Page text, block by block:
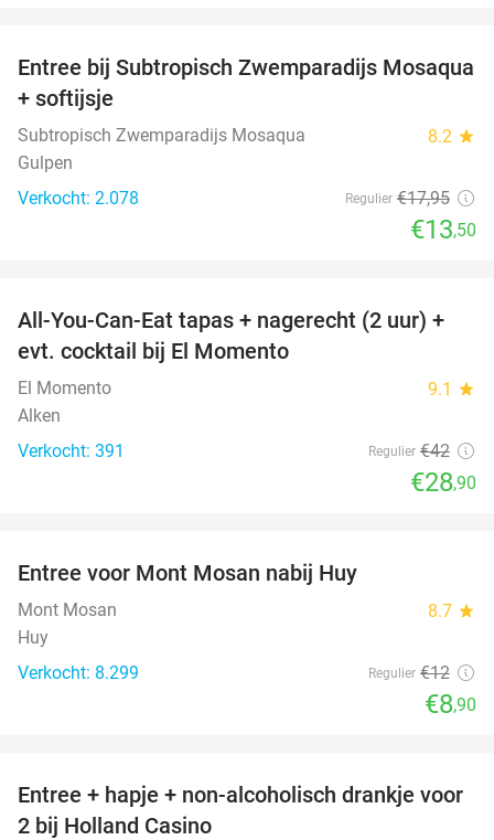
25%
Entree bij Subtropisch Zwemparadijs Mosaqua
+ softijsje
Subtropisch Zwemparadijs Mosaqua 8.2 star
Gulpen
Verkocht: 2.078
Regulier €17,95
€13,50
31%
All-You-Can-Eat tapas + nagerecht (2 uur) +
evt. cocktail bij El Momento
El Momento 9.1 star
Alken
Verkocht: 391
Regulier €42
€28,90
Entree voor Mont Mosan nabij Huy
Mont Mosan 8.7 star
Huy
Verkocht: 8.299
Regulier €12
€8,90
52%
Entree + hapje + non-alcoholisch drankje voor
2 bij Holland Casino